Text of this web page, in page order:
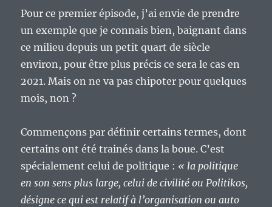
Pour ce premier épisode, j’ai envie de prendre
un exemple que je connais bien, baignant dans
ce milieu depuis un petit quart de siècle
environ, pour être plus précis ce sera le cas en
2021. Mais on ne va pas chipoter pour quelques
mois, non ?
Commençons par définir certains termes, dont
certains ont été trainés dans la boue. C’est
spécialement celui de politique : « la politique
en son sens plus large, celui de civilité ou Politikos,
désigne ce qui est relatif à l’organisation ou auto